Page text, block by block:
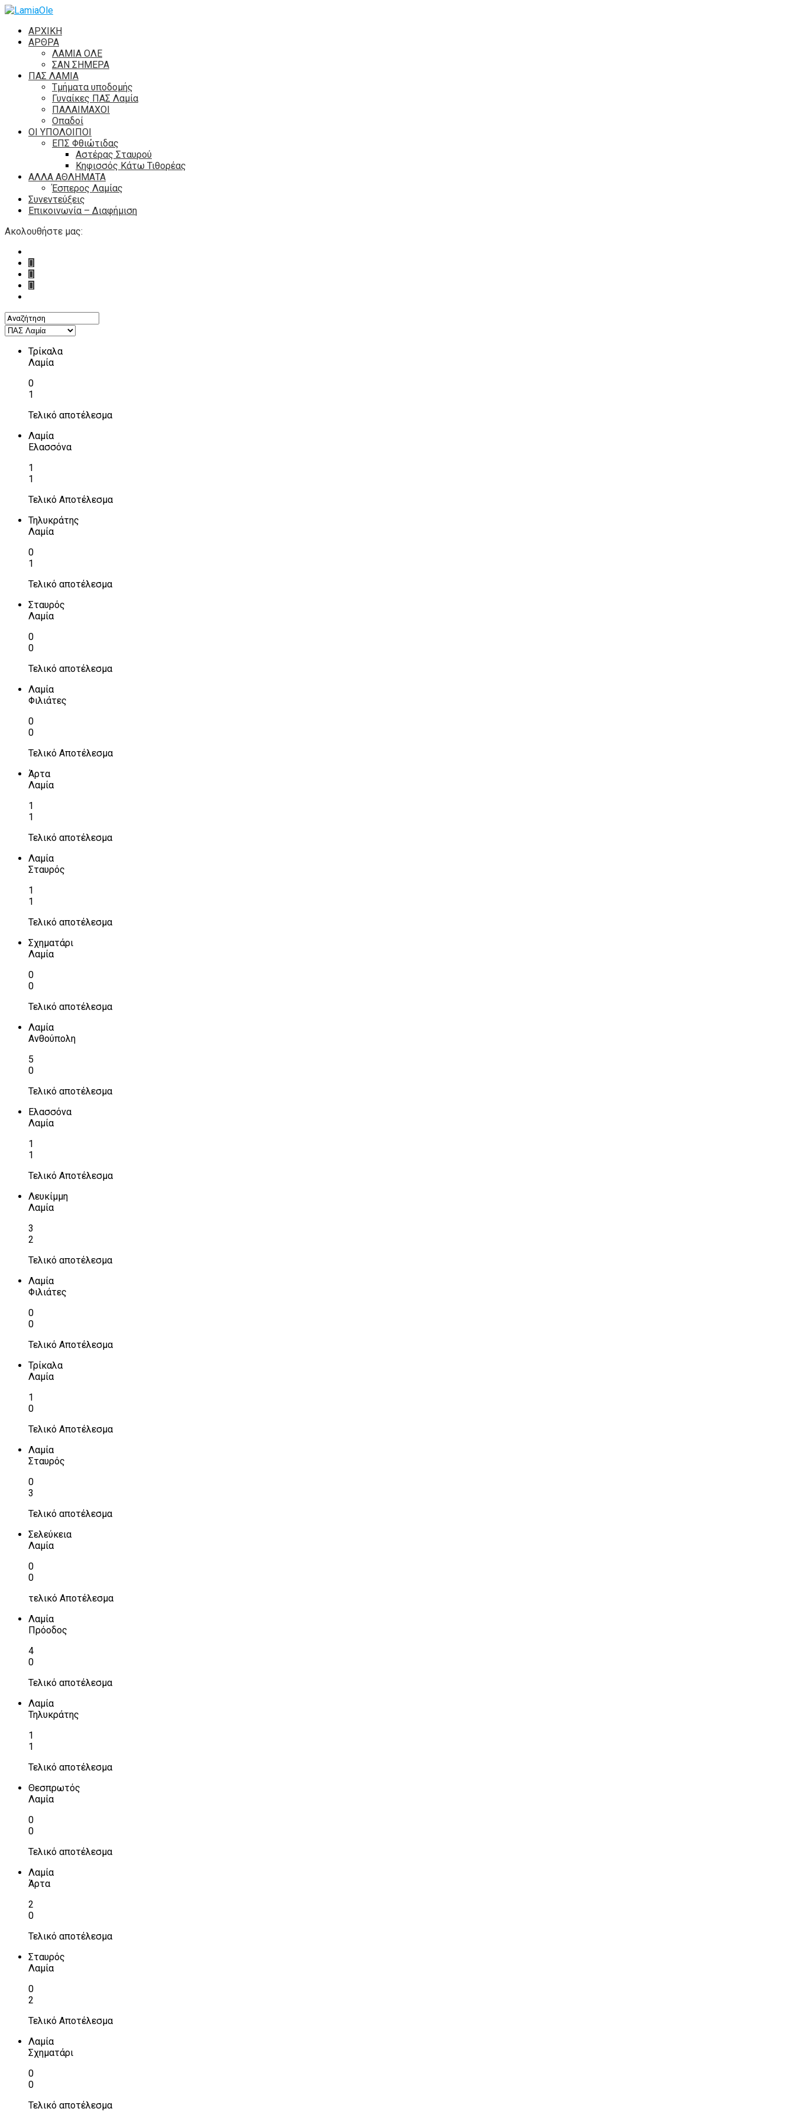
ΑΡΧΙΚΗ
ΑΡΘΡΑ
ΛΑΜΙΑ ΟΛΕ
ΣΑΝ ΣΗΜΕΡΑ
ΠΑΣ ΛΑΜΙΑ
Τμήματα υποδομής
Γυναίκες ΠΑΣ Λαμία
ΠΑΛΑΙΜΑΧΟΙ
Οπαδοί
ΟΙ ΥΠΟΛΟΙΠΟΙ
ΕΠΣ Φθιώτιδας
Αστέρας Σταυρού
Κηφισσός Κάτω Τιθορέας
ΑΛΛΑ ΑΘΛΗΜΑΤΑ
Έσπερος Λαμίας
Συνεντεύξεις
Επικοινωνία – Διαφήμιση
Ακολουθήστε μας:
Τρίκαλα
Λαμία
0
1
Τελικό αποτέλεσμα
Λαμία
Ελασσόνα
1
1
Τελικό Αποτέλεσμα
Τηλυκράτης
Λαμία
0
1
Τελικό αποτέλεσμα
Σταυρός
Λαμία
0
0
Τελικό αποτέλεσμα
Λαμία
Φιλιάτες
0
0
Τελικό Αποτέλεσμα
Άρτα
Λαμία
1
1
Τελικό αποτέλεσμα
Λαμία
Σταυρός
1
1
Τελικό αποτέλεσμα
Σχηματάρι
Λαμία
0
0
Τελικό αποτέλεσμα
Λαμία
Ανθούπολη
5
0
Τελικό αποτέλεσμα
Ελασσόνα
Λαμία
1
1
Τελικό Αποτέλεσμα
Λευκίμμη
Λαμία
3
2
Τελικό αποτέλεσμα
Λαμία
Φιλιάτες
0
0
Τελικό Αποτέλεσμα
Τρίκαλα
Λαμία
1
0
Τελικό Αποτέλεσμα
Λαμία
Σταυρός
0
3
Τελικό αποτέλεσμα
Σελεύκεια
Λαμία
0
0
τελικό Αποτέλεσμα
Λαμία
Πρόοδος
4
0
Τελικό αποτέλεσμα
Λαμία
Τηλυκράτης
1
1
Τελικό αποτέλεσμα
Θεσπρωτός
Λαμία
0
0
Τελικό αποτέλεσμα
Λαμία
Άρτα
2
0
Τελικό αποτέλεσμα
Σταυρός
Λαμία
0
2
Τελικό Αποτέλεσμα
Λαμία
Σχηματάρι
0
0
Τελικό αποτέλεσμα